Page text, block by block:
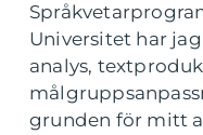
Universitet har
analys,
grunden för mitt